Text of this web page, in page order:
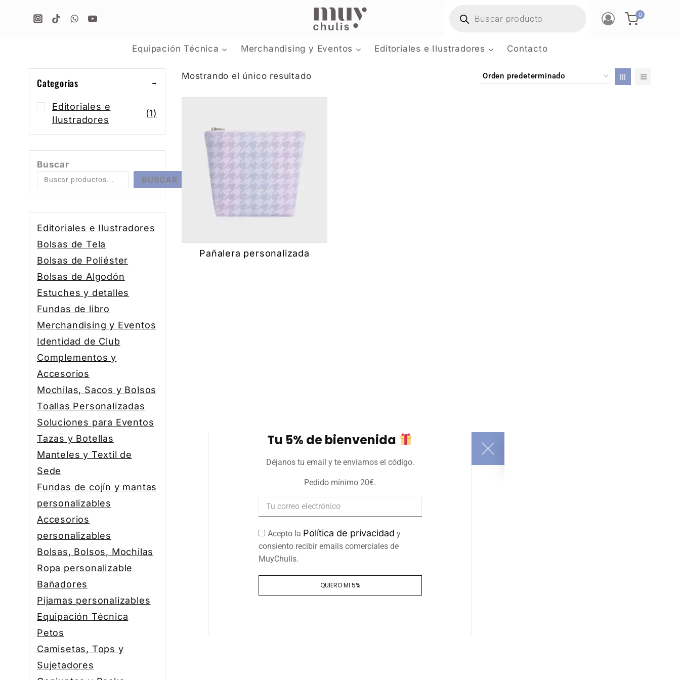
0
Equipación Técnica Merchandising y Eventos Editoriales e Ilustradores Contacto
Mostrando el único resultado
Pañalera personalizada
Categorias
Editoriales e
Ilustradores
(1)
Buscar
BUSCAR
Editoriales e Ilustradores
Bolsas de Tela
Bolsas de Poliéster
Bolsas de Algodón
Estuches y detalles
Fundas de libro
Merchandising y Eventos
Identidad de Club
Complementos y
Accesorios
Mochilas, Sacos y Bolsos
Toallas Personalizadas
Soluciones para Eventos
Tazas y Botellas
Manteles y Textil de
Sede
Fundas de cojín y mantas
personalizables
Accesorios
personalizables
Bolsas, Bolsos, Mochilas
Ropa personalizable
Bañadores
Pijamas personalizables
Equipación Técnica
Petos
Camisetas, Tops y
Sujetadores
Tu 5% de bienvenida
Déjanos tu email y te enviamos el código.
Pedido mínimo 20€.
Acepto la Política de privacidad y
consiento recibir emails comerciales de
MuyChulis.
QUIERO MI 5%